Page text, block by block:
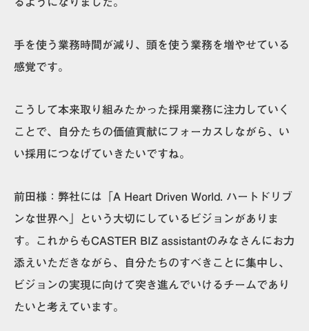
手を使う業務時間が減り、頭を使う業務を増やせている
感覚です。
こうして本来取り組みたかった採用業務に注力していく
ことで、自分たちの価値貢献にフォーカスしながら、い
い採用につなげていきたいですね。
前田様： 弊社には「A Heart Driven World. ハートドリブ
ンな世界へ」という大切にしているビジョンがありま
す。これからもCASTER BIZ assistantのみなさんにお力
添えいただきながら、自分たちのすべきことに集中し、
ビジョンの実現に向けて突き進んでいけるチームであり
たい と考えています。